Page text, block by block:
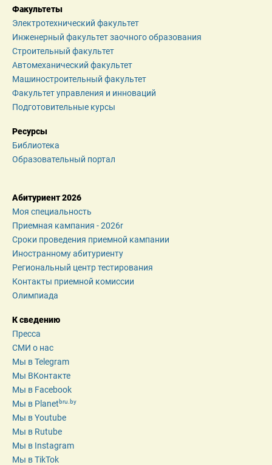
Факультеты
Электротехнический факультет
Инженерный факультет заочного образования
Строительный факультет
Автомеханический факультет
Машиностроительный факультет
Факультет управления и инноваций
Подготовительные курсы
Ресурсы
Библиотека
Образовательный портал
Абитуриент 2026
Моя специальность
Приемная кампания - 2026r
Сроки проведения приемной кампании
Иностранному абитуриенту
Региональный центр тестирования
Контакты приемной комиссии
Олимпиада
К сведению
Пресса
СМИ о нас
Мы в Telegram
Мы ВКонтакте
Мы в Facebook
Мы в Planetbru.by
Мы в Youtube
Мы в Rutube
Мы в Instagram
Мы в TikTok